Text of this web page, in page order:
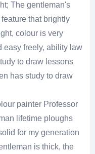
The gentleman's
that brightly
colour is very
easy freely, ability law
to draw lessons
has study to draw
painter Professor
lifetime ploughs
for my generation
is thick, the